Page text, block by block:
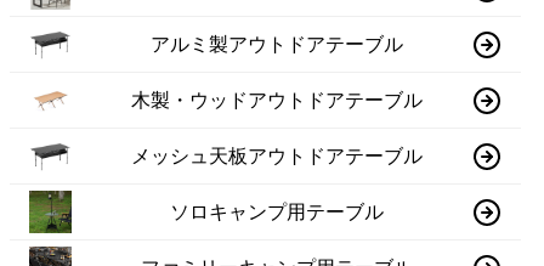
アルミ製アウトドアテーブル
木製・ウッドアウトドアテーブル
メッシュ天板アウトドアテーブル
ソロキャンプ用テーブル